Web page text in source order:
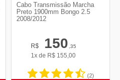
Cabo Transmissão Marcha
Preto 1900mm Bongo 2.5
2008/2012
R$ 150,35
1x de R$ 155,00
(2)